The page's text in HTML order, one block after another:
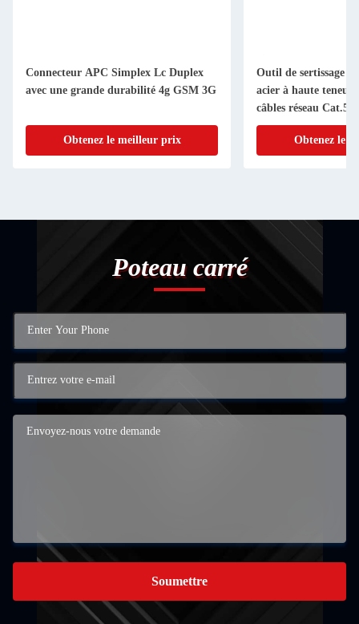
Connecteur APC Simplex Lc Duplex
avec une grande durabilité 4g GSM 3G
Obtenez le meilleur prix
Outil de sertissage
acier à haute teneur
câbles réseau Cat.5
connecteurs RJ11
Obtenez le
Poteau carré
Soumettre